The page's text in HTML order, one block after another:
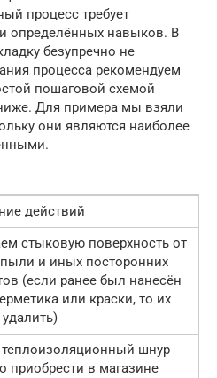
процесс требует
определённых навыков. В
безупречно не
процесса рекомендуем
пошаговой схемой
Для примера мы взяли
они являются наиболее
действий
стыковую поверхность от
пыли и иных посторонних
(если ранее был нанесён
или краски, то их
шнур
приобрести в магазине